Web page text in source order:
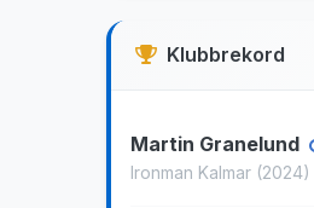
Klubbrekord
Martin Granelund
Ironman Kalmar (2024)